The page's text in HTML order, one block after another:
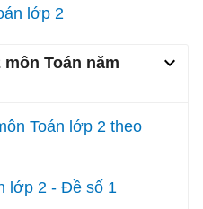
lớp 2
Toán năm
Toán lớp 2 theo
lớp 2 - Đề số 1